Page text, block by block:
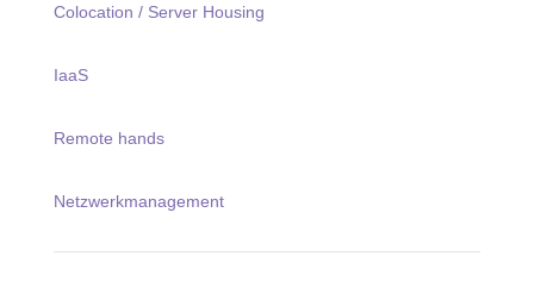
Colocation / Server Housing
IaaS
Remote hands
Netzwerkmanagement